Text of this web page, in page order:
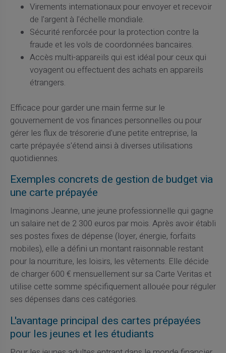
Virements internationaux pour envoyer et recevoir
de l'argent à l'échelle mondiale.
Sécurité renforcée pour la protection contre la
fraude et les vols de coordonnées bancaires.
Accès multi-appareils qui est idéal pour ceux qui
voyagent ou effectuent des achats en appareils
étrangers.
Efficace pour garder une main ferme sur le
gouvernement de vos finances personnelles ou pour
gérer les flux de trésorerie d'une petite entreprise, la
carte prépayée s'étend ainsi à diverses utilisations
quotidiennes.
Exemples concrets de gestion de budget via
une carte prépayée
Imaginons Jeanne, une jeune professionnelle qui gagne
un salaire net de 2 300 euros par mois. Après avoir établi
ses postes fixes de dépense (loyer, énergie, forfaits
mobiles), elle a défini un montant raisonnable restant
pour la nourriture, les loisirs, les vêtements. Elle décide
de charger 600 € mensuellement sur sa Carte Veritas et
utilise cette somme spécifiquement allouée pour réguler
ses dépenses dans ces catégories.
L'avantage principal des cartes prépayées
pour les jeunes et les étudiants